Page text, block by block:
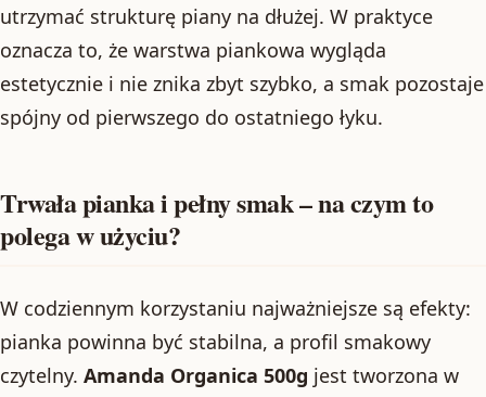
utrzymać strukturę piany na dłużej. W praktyce
oznacza to, że warstwa piankowa wygląda
estetycznie i nie znika zbyt szybko, a smak pozostaje
spójny od pierwszego do ostatniego łyku.
Trwała pianka i pełny smak – na czym to
polega w użyciu?
W codziennym korzystaniu najważniejsze są efekty:
pianka powinna być stabilna, a profil smakowy
czytelny. Amanda Organica 500g jest tworzona w